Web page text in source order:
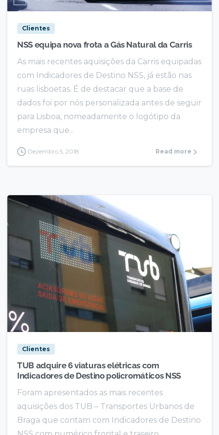
Clientes
NSS equipa nova frota a Gás Natural da Carris
As mais recentes aquisições da Carris equipadas
com Indicadores de Destino NSS, já estão nas
ruas lisboetas. É de destacar que a base de
dados foi por nós personalizada antes de seguir
para Lisboa, nomeadamente o logótipo da
empresa que...
Dezembro 5, 2018 Read more
Clientes
TUB adquire 6 viaturas elétricas com
Indicadores de Destino policromáticos NSS
Foram apresentados as mais recentes
aquisições dos TUB – Transportes Urbanos de
Braga que contam com Indicadores de Destino